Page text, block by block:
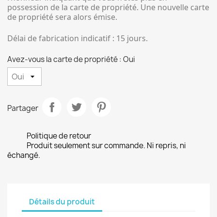
possession de la carte de propriété. Une nouvelle carte
de propriété sera alors émise.
Délai de fabrication indicatif : 15 jours.
Avez-vous la carte de propriété : Oui
Partager
Politique de retour
Produit seulement sur commande. Ni repris, ni
échangé.
Détails du produit